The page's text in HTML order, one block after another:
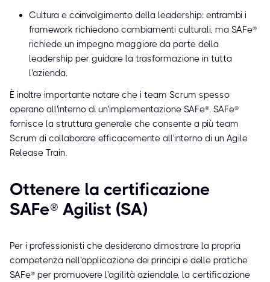
Cultura e coinvolgimento della leadership: entrambi i
framework richiedono cambiamenti culturali, ma SAFe®
richiede un impegno maggiore da parte della
leadership per guidare la trasformazione in tutta
l'azienda.
È inoltre importante notare che i team Scrum spesso
operano all'interno di un'implementazione SAFe®. SAFe®
fornisce la struttura generale che consente a più team
Scrum di collaborare efficacemente all'interno di un Agile
Release Train.
Ottenere la certificazione
SAFe® Agilist (SA)
Per i professionisti che desiderano dimostrare la propria
competenza nell'applicazione dei principi e delle pratiche
SAFe® per promuovere l'agilità aziendale, la certificazione